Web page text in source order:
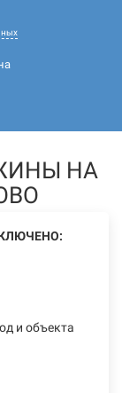
НА
и объекта